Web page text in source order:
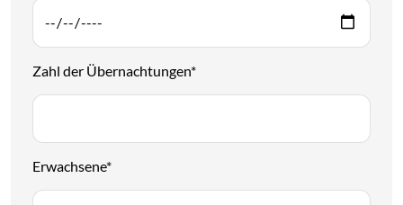
Zahl der Übernachtungen*
Erwachsene*